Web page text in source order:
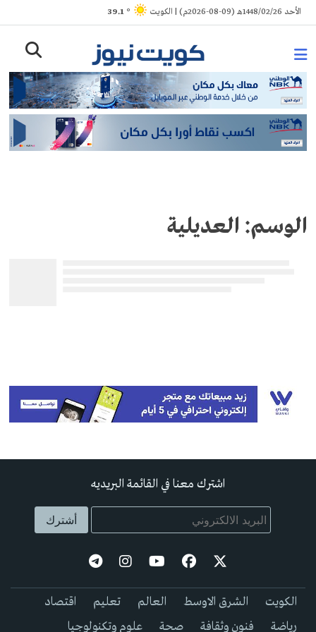
Skip
to
الأحد 1448/02/26هـ (09-08-2026م) | الكويت ° 39.1
الوسم: العديلية
اشترك معنا في القائمة البريديه
الكويت الشرق الاوسط العالم تعليم
اقتصاد
رياضة
فنون وثقافة صحة علوم وتكنولوجيا